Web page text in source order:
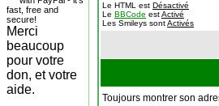
Merci
beaucoup
pour votre
don, et votre
aide.
Le HTML est Désactivé
Le BBCode estActivé
Les Smileys sontActivés
Toujours montrer son